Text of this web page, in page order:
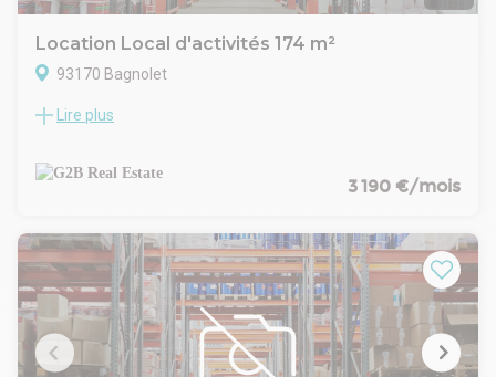
Location Local d'activités 174 m²
93170 Bagnolet
Situé dans un parc clôturé et sécurisé à Bagnolet, ce
pour accueillir artisans, PME ou logisticiens urbains. Le parc
est entièrement clos, avec portail motorisé, voirie enrobée
bardage, couverture en bac acier, éclairage LED, et
équipements complets par cellule. À seulement quelques
minutes du périphérique parisien et de l’autoroute A3, ce site
bénéficie d’une accessibilité exceptionnelle.
L'ensemble est signé Archicrea pour la partie architecture et
Yuman Immobilier pour la maitrise d'ouvrage.
Lire plus
3 190 €/mois